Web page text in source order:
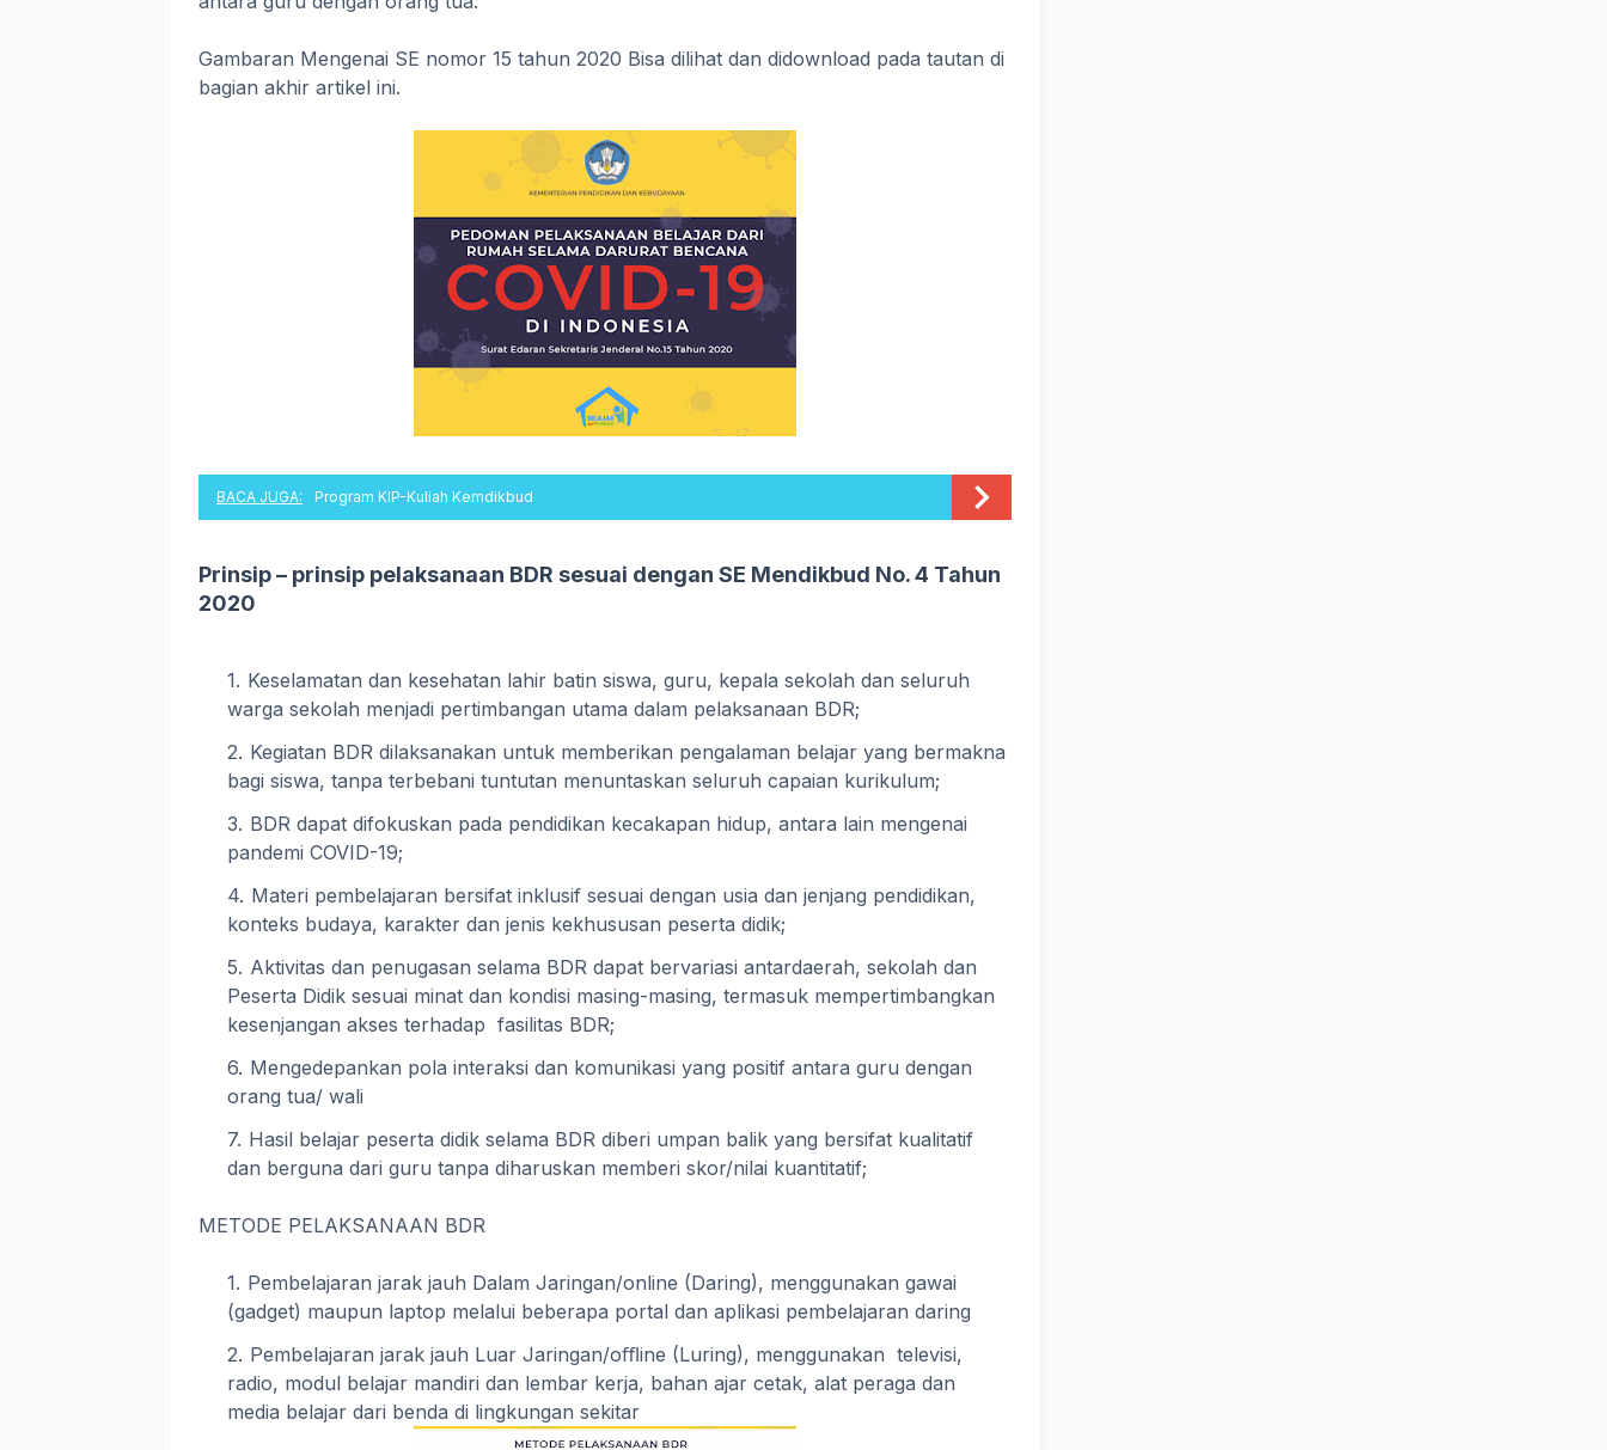
Gambaran Mengenai SE nomor 15 tahun 2020 Bisa dilihat dan didownload pada tautan di
bagian akhir artikel ini.
BACA JUGA: Program KIP-Kuliah Kemdikbud
Prinsip – prinsip pelaksanaan BDR sesuai dengan SE Mendikbud No. 4 Tahun
2020
Keselamatan dan kesehatan lahir batin siswa, guru, kepala sekolah dan seluruh
warga sekolah menjadi pertimbangan utama dalam pelaksanaan BDR;
Kegiatan BDR dilaksanakan untuk memberikan pengalaman belajar yang bermakna
bagi siswa, tanpa terbebani tuntutan menuntaskan seluruh capaian kurikulum;
BDR dapat difokuskan pada pendidikan kecakapan hidup, antara lain mengenai
pandemi COVID-19;
Materi pembelajaran bersifat inklusif sesuai dengan usia dan jenjang pendidikan,
konteks budaya, karakter dan jenis kekhususan peserta didik;
Aktivitas dan penugasan selama BDR dapat bervariasi antardaerah, sekolah dan
Peserta Didik sesuai minat dan kondisi masing-masing, termasuk mempertimbangkan
kesenjangan akses terhadap fasilitas BDR;
Mengedepankan pola interaksi dan komunikasi yang positif antara guru dengan
orang tua/ wali
Hasil belajar peserta didik selama BDR diberi umpan balik yang bersifat kualitatif
dan berguna dari guru tanpa diharuskan memberi skor/nilai kuantitatif;
METODE PELAKSANAAN BDR
Pembelajaran jarak jauh Dalam Jaringan/online (Daring), menggunakan gawai
(gadget) maupun laptop melalui beberapa portal dan aplikasi pembelajaran daring
Pembelajaran jarak jauh Luar Jaringan/oﬄine (Luring), menggunakan televisi,
radio, modul belajar mandiri dan lembar kerja, bahan ajar cetak, alat peraga dan
media belajar dari benda di lingkungan sekitar